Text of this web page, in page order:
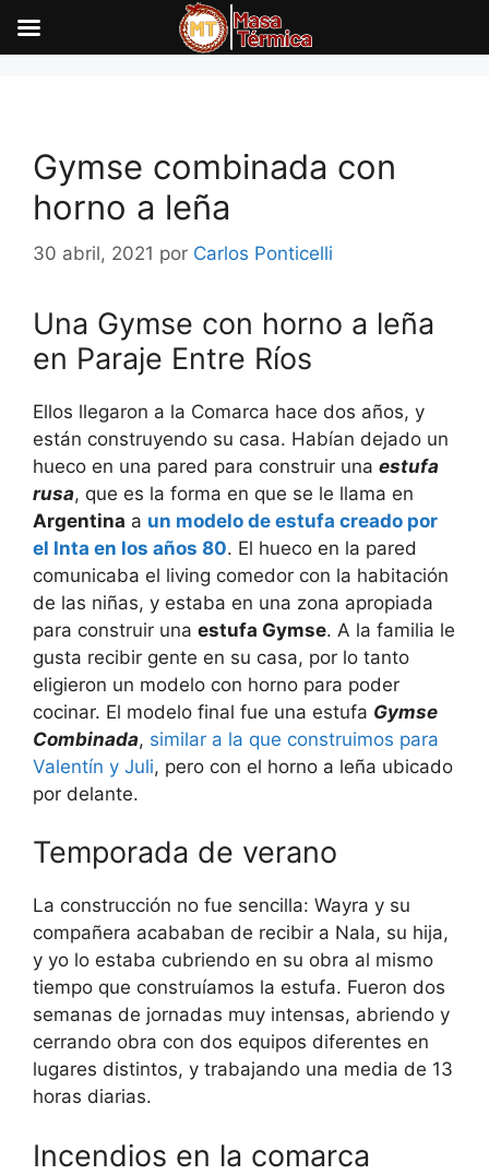
Gymse combinada con
horno a leña
30 abril, 2021 por Carlos Ponticelli
Una Gymse con horno a leña
en Paraje Entre Ríos
Ellos llegaron a la Comarca hace dos años, y
están construyendo su casa. Habían dejado un
hueco en una pared para construir una estufa
rusa, que es la forma en que se le llama en
Argentina a un modelo de estufa creado por
el Inta en los años 80. El hueco en la pared
comunicaba el living comedor con la habitación
de las niñas, y estaba en una zona apropiada
para construir una estufa Gymse. A la familia le
gusta recibir gente en su casa, por lo tanto
eligieron un modelo con horno para poder
cocinar. El modelo final fue una estufa Gymse
Combinada, similar a la que construimos para
Valentín y Juli, pero con el horno a leña ubicado
por delante.
Temporada de verano
La construcción no fue sencilla: Wayra y su
compañera acababan de recibir a Nala, su hija,
y yo lo estaba cubriendo en su obra al mismo
tiempo que construíamos la estufa. Fueron dos
semanas de jornadas muy intensas, abriendo y
cerrando obra con dos equipos diferentes en
lugares distintos, y trabajando una media de 13
horas diarias.
Incendios en la comarca